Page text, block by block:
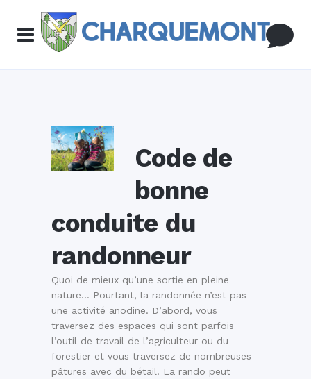
Code de
bonne
conduite du
randonneur
Quoi de mieux qu’une sortie en pleine
nature… Pourtant, la randonnée n’est pas
une activité anodine. D’abord, vous
traversez des espaces qui sont parfois
l’outil de travail de l’agriculteur ou du
forestier et vous traversez de nombreuses
pâtures avec du bétail. La rando peut